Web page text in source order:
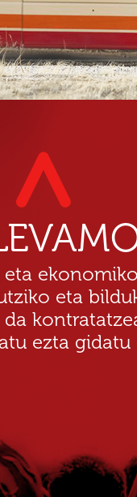
eta
eta
da
ezta gidatu